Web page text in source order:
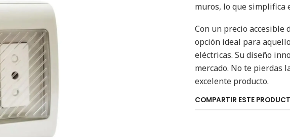
muros, lo que simplifica
Con un precio accesible
opción ideal para
eléctricas. Su diseño
mercado. No te pierdas
excelente producto.
COMPARTIR ESTE